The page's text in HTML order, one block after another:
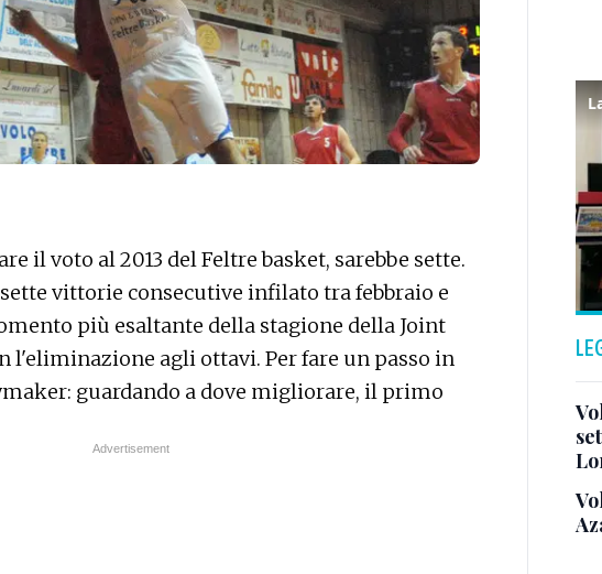
il voto al 2013 del Feltre basket, sarebbe sette.
vittorie consecutive infilato tra febbraio e
più esaltante della stagione della Joint
l'eliminazione agli ottavi. Per fare un passo in
guardando a dove migliorare, il primo